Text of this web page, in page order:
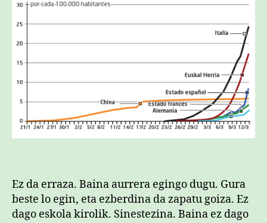
Ez da erraza. Baina aurrera egingo dugu. Gura
beste lo egin, eta ezberdina da zapatu goiza. Ez
dago eskola kirolik. Sinestezina. Baina ez dago